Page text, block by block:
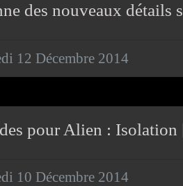
des nouveaux détails
12 Décembre 2014
pour Alien :
10 Décembre 2014